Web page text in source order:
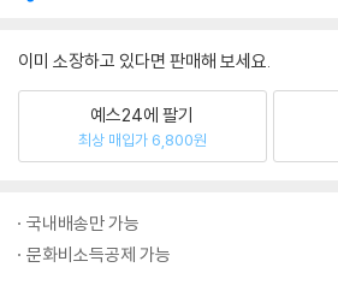
이미 소장하고 있다면 판매해 보세요.
예스24에 팔기
최상 매입가 6,800원
국내배송만 가능
문화비소득공제 가능